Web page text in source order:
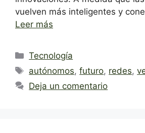
vuelven más inteligentes y
Leer más
Categorías
Tecnología
Etiquetas
autónomos,futuro, redes,
Deja un comentario